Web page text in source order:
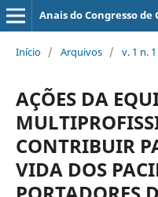
Anais do Congresso
Início / Arquivos / v. 1 n.
AÇÕES DA
CONTRIBUIR
VIDA DOS